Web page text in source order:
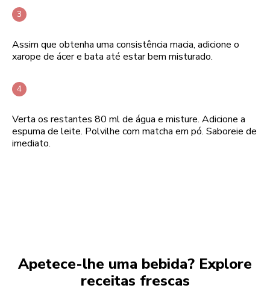
Assim que obtenha uma consistência macia, adicione o
xarope de ácer e bata até estar bem misturado.
Verta os restantes 80 ml de água e misture. Adicione a
espuma de leite. Polvilhe com matcha em pó. Saboreie de
imediato.
Apetece-lhe uma bebida? Explore
receitas frescas